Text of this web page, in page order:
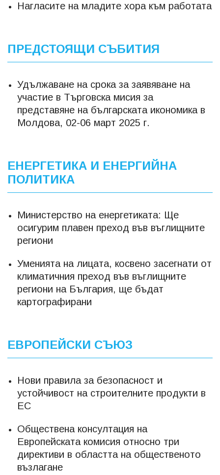
Нагласите на младите хора към работата
ПРЕДСТОЯЩИ СЪБИТИЯ
Удължаване на срока за заявяване на
участие в Търговска мисия за
представяне на българската икономика в
Молдова, 02-06 март 2025 г.
ЕНЕРГЕТИКА И ЕНЕРГИЙНА
ПОЛИТИКА
Министерство на енергетиката: Ще
осигурим плавен преход във въглищните
региони
Уменията на лицата, косвено засегнати от
климатичния преход във въглищните
региони на България, ще бъдат
картографирани
ЕВРОПЕЙСКИ СЪЮЗ
Нови правила за безопасност и
устойчивост на строителните продукти в
ЕС
Обществена консултация на
Европейската комисия относно три
директиви в областта на общественото
възлагане